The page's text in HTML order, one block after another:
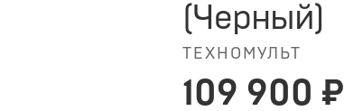
(Черный)
ТЕХНОМУЛЬТ
109 900 ₽